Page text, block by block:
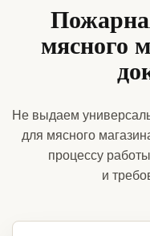
мясного
Не выдаем
для мясного
процессу
и